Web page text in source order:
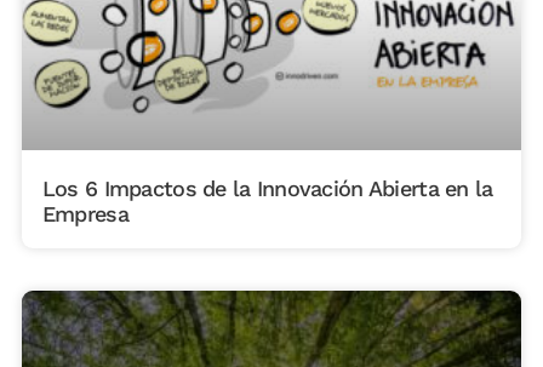
Los 6 Impactos de la Innovación Abierta en la
Empresa